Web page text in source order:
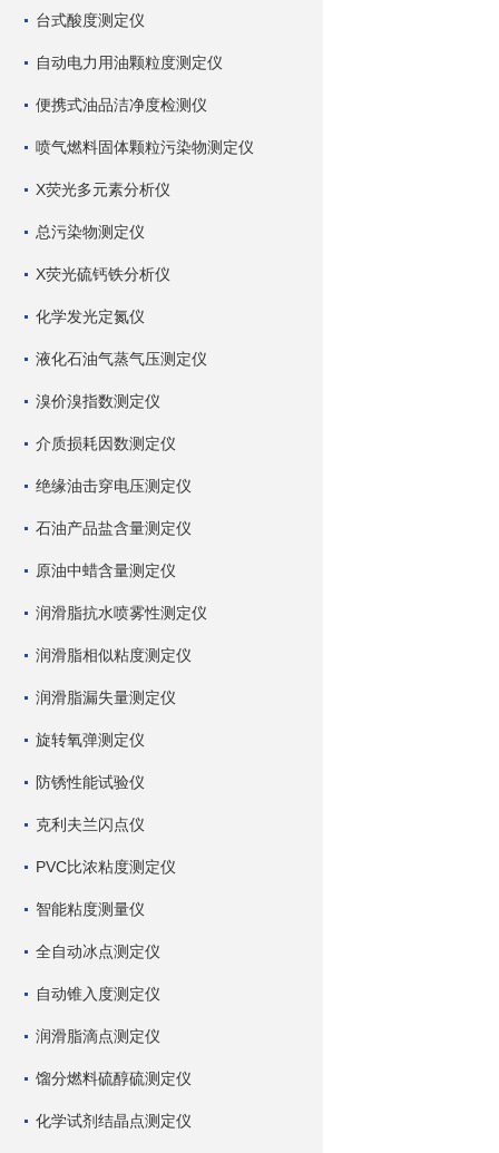
台式酸度测定仪
自动电力用油颗粒度测定仪
便携式油品洁净度检测仪
喷气燃料固体颗粒污染物测定仪
X荧光多元素分析仪
总污染物测定仪
X荧光硫钙铁分析仪
化学发光定氮仪
液化石油气蒸气压测定仪
溴价溴指数测定仪
介质损耗因数测定仪
绝缘油击穿电压测定仪
石油产品盐含量测定仪
原油中蜡含量测定仪
润滑脂抗水喷雾性测定仪
润滑脂相似粘度测定仪
润滑脂漏失量测定仪
旋转氧弹测定仪
防锈性能试验仪
克利夫兰闪点仪
PVC比浓粘度测定仪
智能粘度测量仪
全自动冰点测定仪
自动锥入度测定仪
润滑脂滴点测定仪
馏分燃料硫醇硫测定仪
化学试剂结晶点测定仪